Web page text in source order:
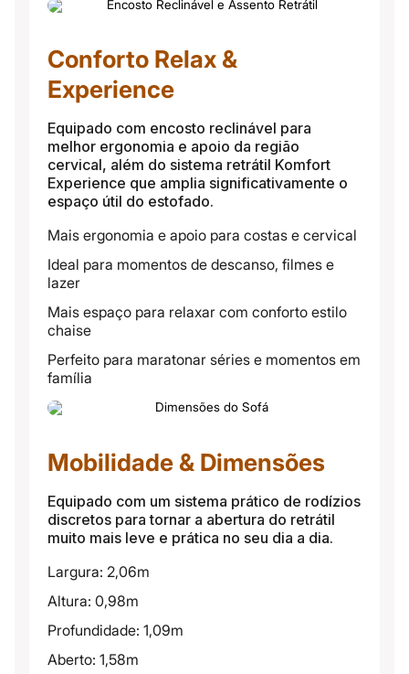
Conforto Relax &
Experience
Equipado com encosto reclinável para
melhor ergonomia e apoio da região
cervical, além do sistema retrátil Komfort
Experience que amplia significativamente o
espaço útil do estofado.
Mais ergonomia e apoio para costas e cervical
Ideal para momentos de descanso, filmes e
lazer
Mais espaço para relaxar com conforto estilo
chaise
Perfeito para maratonar séries e momentos em
família
Mobilidade & Dimensões
Equipado com um sistema prático de rodízios
discretos para tornar a abertura do retrátil
muito mais leve e prática no seu dia a dia.
Largura: 2,06m
Altura: 0,98m
Profundidade: 1,09m
Aberto: 1,58m